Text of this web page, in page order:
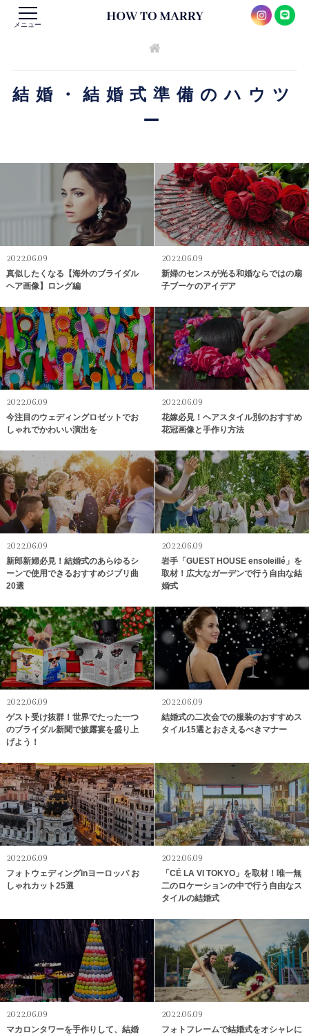
メニュー
結婚・結婚式準備のハウツ
ー
2022.06.09
真似したくなる【海外のブライダル
ヘア画像】ロング編
2022.06.09
新婦のセンスが光る和婚ならではの扇
子ブーケのアイデア
2022.06.09
今注目のウェディングロゼットでお
しゃれでかわいい演出を
2022.06.09
花嫁必見！ヘアスタイル別のおすすめ
花冠画像と手作り方法
2022.06.09
新郎新婦必見！結婚式のあらゆるシ
ーンで使用できるおすすめジブリ曲
20選
2022.06.09
岩手「GUEST HOUSE ensoleillé」を
取材！広大なガーデンで行う自由な結
婚式
2022.06.09
ゲスト受け抜群！世界でたった一つ
のブライダル新聞で披露宴を盛り上
げよう！
2022.06.09
結婚式の二次会での服装のおすすめス
タイル15選とおさえるべきマナー
2022.06.09
フォトウェディングinヨーロッパ お
しゃれカット25選
2022.06.09
「CÉ LA VI TOKYO」を取材！唯一無
二のロケーションの中で行う自由なス
タイルの結婚式
2022.06.09
マカロンタワーを手作りして、結婚
2022.06.09
フォトフレームで結婚式をオシャレに